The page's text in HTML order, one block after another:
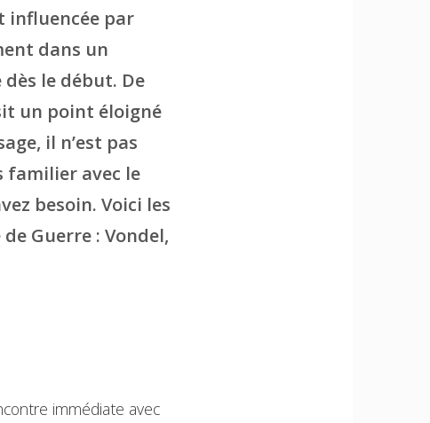
influencée par
dans un
le début. De
un point éloigné
il n’est pas
familier avec le
besoin. Voici les
Guerre : Vondel,
immédiate avec